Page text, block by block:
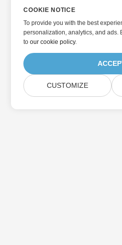
COOKIE NOTICE
To provide you with the best
personalization, analytics, and ads.
toour cookie policy.
CUSTOMIZE